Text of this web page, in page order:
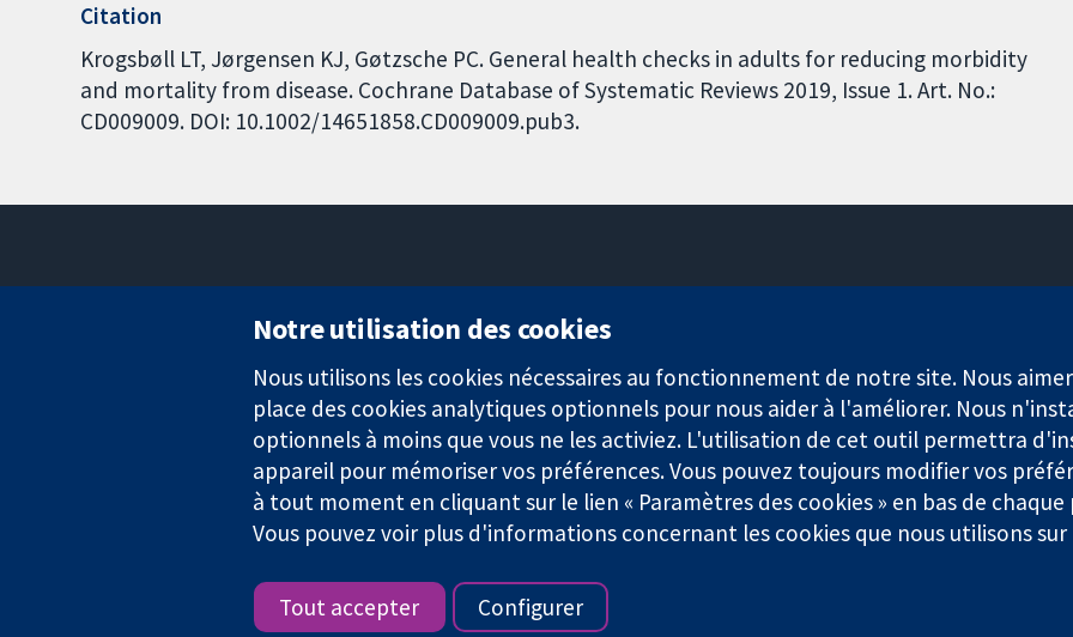
Citation
Krogsbøll LT, Jørgensen KJ, Gøtzsche PC. General health checks in adults for reducing morbidity
and mortality from disease. Cochrane Database of Systematic Reviews 2019, Issue 1. Art. No.:
CD009009. DOI: 10.1002/14651858.CD009009.pub3.
Londres
W1G0AN
Royaume-Uni
La Collaboration Cochrane est une association caritative (n° 1045921) et une société à responsabilité limitée par garantie (n°
Copyright © 2026 The Cochrane Collaboration Conditions Générales
Notre utilisation des cookies
Nous utilisons les cookies nécessaires au fonctionnement de notre site. Nous
place des cookies analytiques optionnels pour nous aider à l'améliorer. Nous
optionnels à moins que vous ne les activiez. L'utilisation de cet outil permettra
appareil pour mémoriser vos préférences. Vous pouvez toujours modifier vos
à tout moment en cliquant sur le lien « Paramètres des cookies » en bas de chaque
Vous pouvez voir plus d'informations concernant les cookies que nous utilisons
Tout accepter Configurer